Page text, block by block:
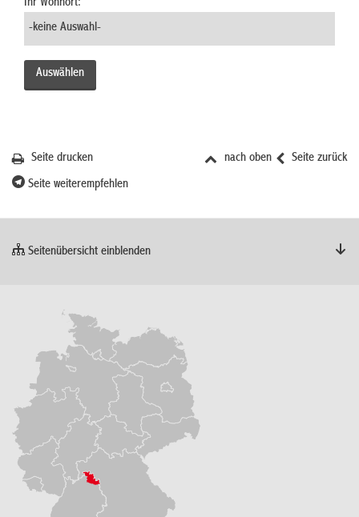
Ihr Wohnort:
Seite zurück
nach oben
Seite drucken
Seite weiterempfehlen
Seitenübersicht einblenden